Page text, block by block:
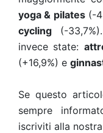
yoga & pilates(-
cycling (-
invece state:
(+16,9%) e
Se questo
sempre
iscriviti alla nostra